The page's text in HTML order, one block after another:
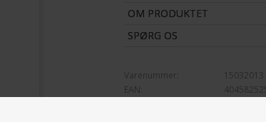
Bordløberen har en svag
lægges på tværs af bordet eller
FSC-MÆRKET - At de lever op til
en miljørigtig, social og
OM PRODUKTET
SPØRG OS
15032013
Varenummer:
EAN: